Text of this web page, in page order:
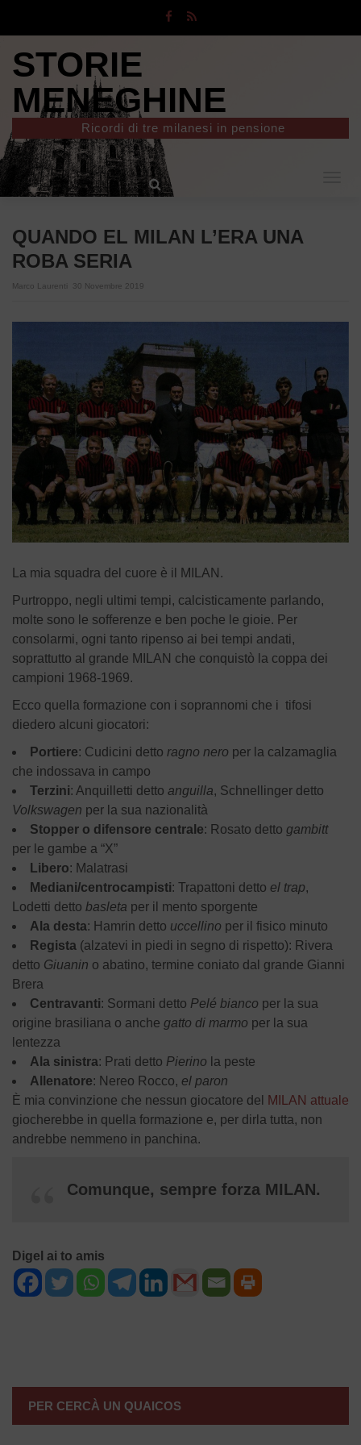
STORIE
MENEGHINE
Ricordi di tre milanesi in pensione
QUANDO EL MILAN L’ERA UNA
ROBA SERIA
Marco Laurenti 30 Novembre 2019
La mia squadra del cuore è il MILAN.
Purtroppo, negli ultimi tempi, calcisticamente parlando,
molte sono le sofferenze e ben poche le gioie. Per
consolarmi, ogni tanto ripenso ai bei tempi andati,
soprattutto al grande MILAN che conquistò la coppa dei
campioni 1968-1969.
Ecco quella formazione con i soprannomi che i tifosi
diedero alcuni giocatori:
Portiere: Cudicini detto ragno nero per la calzamaglia
che indossava in campo
Terzini: Anquilletti detto anguilla, Schnellinger detto
Volkswagen per la sua nazionalità
Stopper o difensore centrale: Rosato detto gambitt
per le gambe a “X”
Libero: Malatrasi
Mediani/centrocampisti: Trapattoni detto el trap,
Lodetti detto basleta per il mento sporgente
Ala desta: Hamrin detto uccellino per il fisico minuto
Regista (alzatevi in piedi in segno di rispetto): Rivera
detto Giuanin o abatino, termine coniato dal grande Gianni
Brera
Centravanti: Sormani detto Pelé bianco per la sua
origine brasiliana o anche gatto di marmo per la sua
lentezza
Ala sinistra: Prati detto Pierino la peste
Allenatore: Nereo Rocco, el paron
È mia convinzione che nessun giocatore del
MILAN attuale
giocherebbe in quella formazione e, per dirla tutta, non
andrebbe nemmeno in panchina.
Comunque, sempre forza MILAN.
Digel ai to amis
PER CERCÀ UN QUAICOS